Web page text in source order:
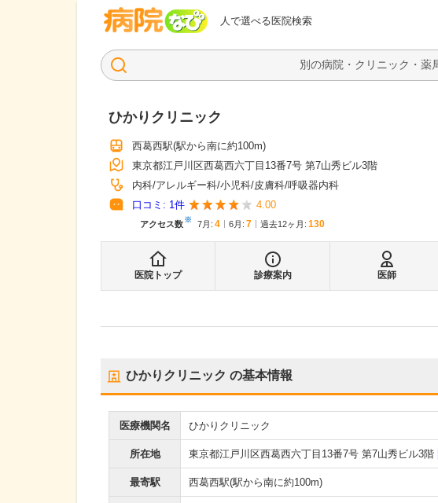
人で選べる医院検索
病院なび
ひかりクリニック
西葛西駅(駅から南に約100m)
東京都江戸川区西葛西六丁目13番7号 第7山秀ビル3階
内科 アレルギー科 小児科 皮膚科 呼吸器内科
口コミ: 1件 4.00
アクセス数※ 7月 : 4 6月 : 7 過去12ヶ月: 130
医院トップ 診療案内 医師
ひかりクリニック の基本情報
医療機関名 ひかりクリニック
所在地 東京都江戸川区西葛西六丁目13番7号 第7山秀ビル3階
最寄駅 西葛西駅(駅から南に約100m)